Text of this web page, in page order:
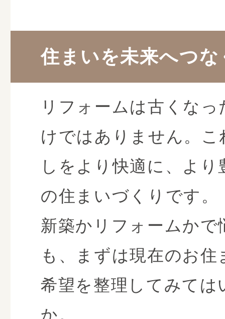
住まいを未来へつ
リフォームは古くな
けではありません。
しをより快適に、よ
の住まいづくりです。
新築かリフォームかで
も、まずは現在のお
希望を整理してみては
か。